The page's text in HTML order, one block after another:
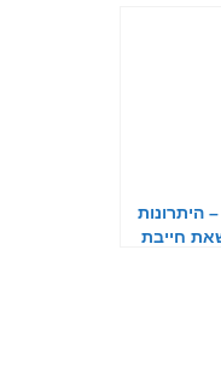
– היתרונות
חייבת